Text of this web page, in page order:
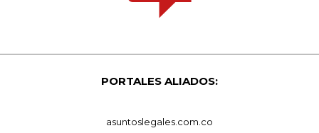
PORTALES ALIADOS:
asuntoslegales.com.co